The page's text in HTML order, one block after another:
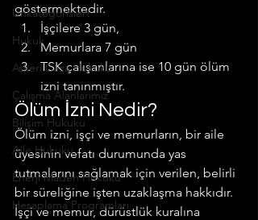
Unkategorisiert
Hukuk
Askeri Ceza Hukuku
Çalışma Alanlarımız
Bilişim Hukuku
Aile Hukuku
Enerji Maden Hukuku
Hesaplama Programları
göstermektedir.
İşçilere 3 gün,
Memurlara 7 gün
TSK çalışanlarına ise 10 gün ölüm
izni tanınmıştır.
Ölüm İzni Nedir?
Ölüm izni, işçi ve memurların, bir aile
üyesinin vefatı durumunda yas
tutmalarını sağlamak için verilen, belirli
bir süreliğine işten uzaklaşma hakkıdır.
İşçi ve memur, dürüstlük kuralına